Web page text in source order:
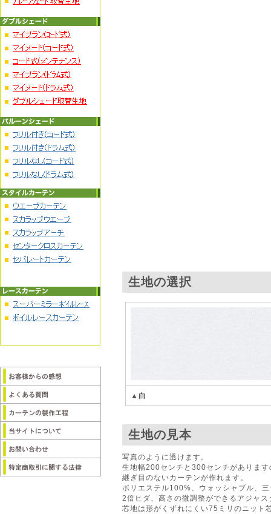
生地の選択
▲白
生地の見本
写真のように透けます。
生地幅200センチと300センチがあります
継ぎ目のないカーテンが作れます。
ポリエステル100%、ウォッシャブル、
2倍ヒダ、高さの微調整ができるアジャス
芯地は形がくずれにくい75ミリのニット